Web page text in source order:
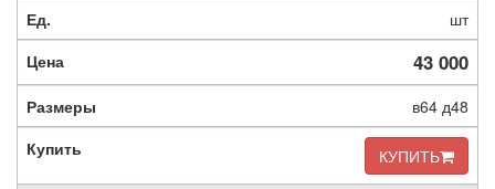
шт
43 000
в64 д48
КУПИТЬ